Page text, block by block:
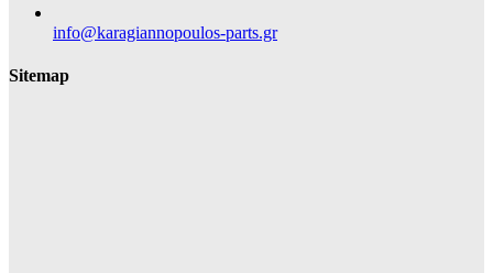
info@karagiannopoulos-parts.gr
Sitemap